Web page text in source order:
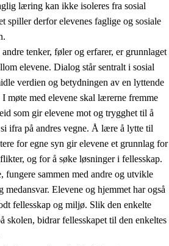
utvikling og danning
utvikling
ferdigheter
læring kan ikke isoleres fra sosial
spiller derfor elevenes faglige og sosiale
tenker, føler og erfarer, er grunnlaget
elevene. Dialog står sentralt i sosial
verdien og betydningen av en lyttende
møte med elevene skal lærerne fremme
som gir elevene mot og trygghet til å
ifra på andres vegne. Å lære å lytte til
for egne syn gir elevene et grunnlag for
og for å søke løsninger i fellesskap.
fungere sammen med andre og utvikle
medansvar. Elevene og hjemmet har også
fellesskap og miljø. Slik den enkelte
skolen, bidrar fellesskapet til den enkeltes